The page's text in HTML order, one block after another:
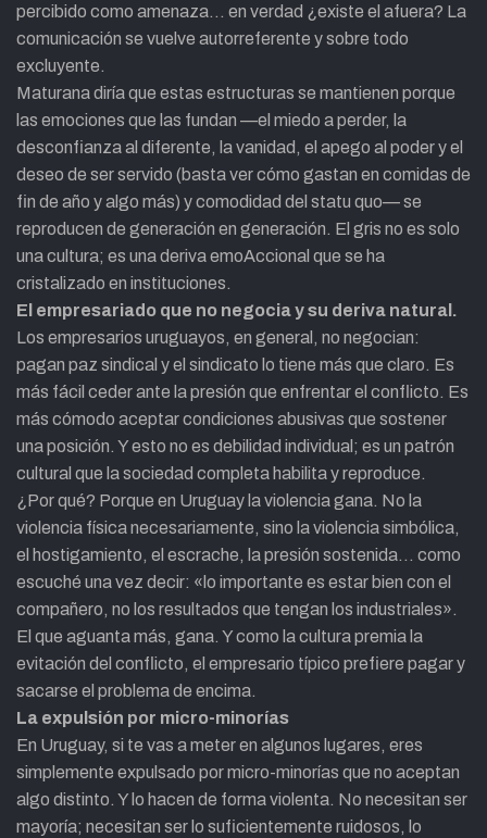
percibido como amenaza… en verdad ¿existe el afuera? La
comunicación se vuelve autorreferente y sobre todo
excluyente.
Maturana diría que estas estructuras se mantienen porque
las emociones que las fundan —el miedo a perder, la
desconfianza al diferente, la vanidad, el apego al poder y el
deseo de ser servido (basta ver cómo gastan en comidas de
fin de año y algo más) y comodidad del statu quo— se
reproducen de generación en generación. El gris no es solo
una cultura; es una deriva emoAccional que se ha
cristalizado en instituciones.
El empresariado que no negocia y su deriva natural.
Los empresarios uruguayos, en general, no negocian:
pagan paz sindical y el sindicato lo tiene más que claro. Es
más fácil ceder ante la presión que enfrentar el conflicto. Es
más cómodo aceptar condiciones abusivas que sostener
una posición. Y esto no es debilidad individual; es un patrón
cultural que la sociedad completa habilita y reproduce.
¿Por qué? Porque en Uruguay la violencia gana. No la
violencia física necesariamente, sino la violencia simbólica,
el hostigamiento, el escrache, la presión sostenida… como
escuché una vez decir: «lo importante es estar bien con el
compañero, no los resultados que tengan los industriales».
El que aguanta más, gana. Y como la cultura premia la
evitación del conflicto, el empresario típico prefiere pagar y
sacarse el problema de encima.
La expulsión por micro-minorías
En Uruguay, si te vas a meter en algunos lugares, eres
simplemente expulsado por micro-minorías que no aceptan
algo distinto. Y lo hacen de forma violenta. No necesitan ser
mayoría; necesitan ser lo suficientemente ruidosos, lo